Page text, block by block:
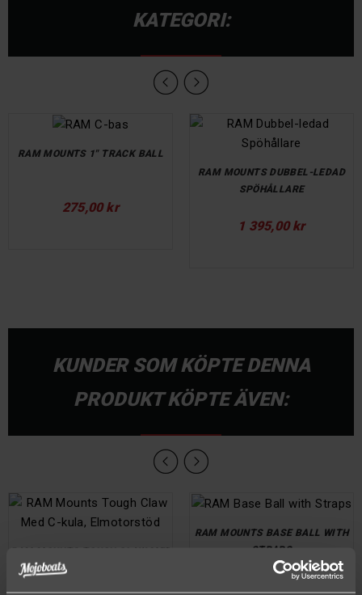
KATEGORI:
RAM MOUNTS 1" TRACK BALL
Pris
275,00 kr
RAM MOUNTS DUBBEL-LEDAD
SPÖHÅLLARE
Pris
1 395,00 kr
KUNDER SOM KÖPTE DENNA
PRODUKT KÖPTE ÄVEN:
RAM MOUNTS TOUGH CLAW MED
C-KULA, ELMOTORSTÖD
RAM MOUNTS BASE BALL WITH
STRAPS